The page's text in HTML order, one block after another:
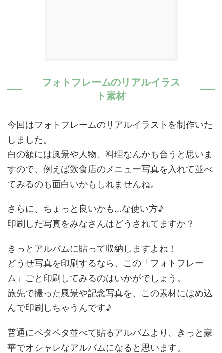
フォトフレームのリアルイラス
ト素材
今回はフォトフレームのリアルイラストを制作いた
しました。
白の額には風景や人物、料理なんかも合うと思いま
すので、例えば飲食店のメニュー写真を入れて並べ
てみるのも面白いかもしれませんね。
さらに、ちょっと良いかも…な使い方♪
印刷した写真をみなさんはどうされてますか？
きっとアルバムに貼って収納しますよね！
どうせ写真を印刷するなら、この「フォトフレー
ム」ごと印刷してみるのはいかがでしょう。
旅先で撮った風景や記念写真を、この素材にはめ込
んで印刷しちゃうんです♪
普通にペタペタ並べて貼るアルバムより、きっと豪
華でオシャレなアルバムになると思います。